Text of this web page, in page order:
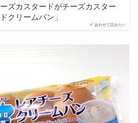
あわせて読みたい
ーズカスタードがチーズカスター
ドクリームパン」